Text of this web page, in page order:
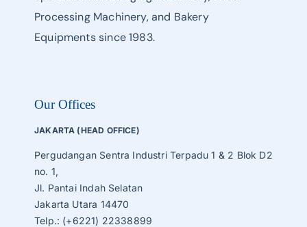
Processing Machinery, and Bakery
Equipments since 1983.
Our Offices
JAKARTA (HEAD OFFICE)
Pergudangan Sentra Industri Terpadu 1 & 2 Blok D2
no. 1,
Jl. Pantai Indah Selatan
Jakarta Utara 14470
Telp.: (+6221) 22338899